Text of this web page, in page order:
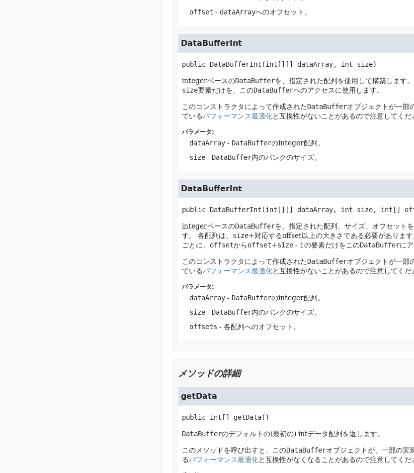
offset - dataArrayへのオフセット。
DataBufferInt
public DataBufferInt (int[][] dataArray, int size)
integerベースのDataBufferを、指定された配列を使用して構築します。
size要素だけを、このDataBufferへのアクセスに使用します。
このコンストラクタによって作成されたDataBufferオブジェクトが一部
ているパフォーマンス最適化と互換性がないことがあるので注意してくだ
パラメータ:
dataArray- DataBufferのinteger配列。
size- DataBuffer内のバンクのサイズ。
DataBufferInt
public DataBufferInt (int[][] dataArray, int size, int[]
integerベースのDataBufferを、指定された配列、サイズ、オフセット
す。
各配列は、 size+対応するoffset以上の大きさである必要があります
ごとに、 offsetからoffset+size- 1の要素だけをこのDataBufferに
このコンストラクタによって作成されたDataBufferオブジェクトが一部
ているパフォーマンス最適化と互換性がないことがあるので注意してくだ
パラメータ:
dataArray- DataBufferのinteger配列。
size- DataBuffer内のバンクのサイズ。
offsets - 各配列へのオフセット。
メソッドの詳細
getData
public int[] getData()
DataBufferのデフォルトの(最初の) intデータ配列を返します。
このメソッドを呼び出すと、このDataBufferオブジェクトが、一部の実
るパフォーマンス最適化と互換性がなくなることがあるので注意してくだ